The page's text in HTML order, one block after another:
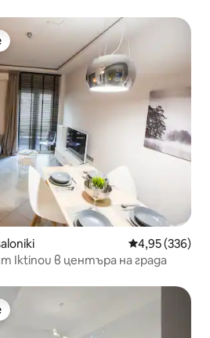
на гостите
Средна
4,95 (336)
Iktinou в центъра на града
на гостите